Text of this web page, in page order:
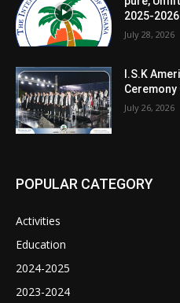
July 28, 2026
I.S.K
July 26, 2026
POPULAR CATEGORY
Activities
Education
2024-2025
2023-2024